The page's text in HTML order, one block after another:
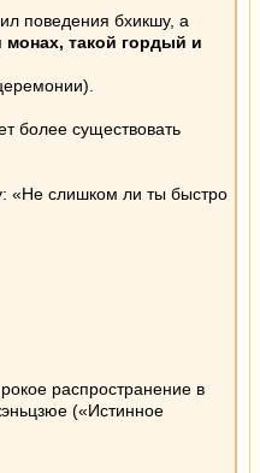
поведения бхикшу, а
такой гордый и
более существовать
«Не слишком ли ты быстро
распространение в
(«Истинное